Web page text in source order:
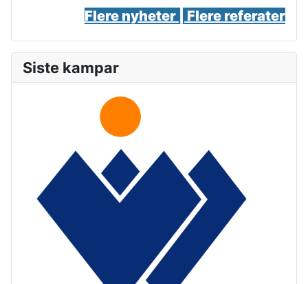
Flere nyheter | Flere referater
Siste kampar